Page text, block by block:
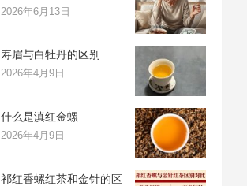
2026年6月13日
寿眉与白牡丹的区别
2026年4月9日
什么是滇红金螺
2026年4月9日
祁红香螺红茶和金针的区